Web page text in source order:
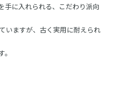
手に入れられる、こだわり派向
いますが、古く実用に耐えられ